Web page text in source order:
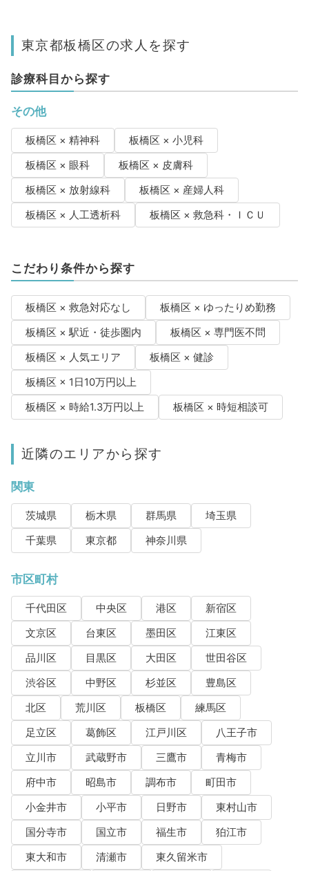
東京都板橋区の求人を探す
診療科目から探す
その他
板橋区 × 精神科
板橋区 × 小児科
板橋区 × 眼科
板橋区 × 皮膚科
板橋区 × 放射線科
板橋区 × 産婦人科
板橋区 × 人工透析科
板橋区 × 救急科・ＩＣＵ
こだわり条件から探す
板橋区 × 救急対応なし
板橋区 × ゆったりめ勤務
板橋区 × 駅近・徒歩圏内
板橋区 × 専門医不問
板橋区 × 人気エリア
板橋区 × 健診
板橋区 × 1日10万円以上
板橋区 × 時給1.3万円以上
板橋区 × 時短相談可
近隣のエリアから探す
関東
茨城県 栃木県 群馬県
埼玉県
千葉県
東京都 神奈川県
市区町村
千代田区 中央区 港区
新宿区
文京区
台東区 墨田区
江東区
品川区
目黒区 大田区
世田谷区
渋谷区
中野区 杉並区
豊島区
北区
荒川区 板橋区
練馬区
足立区
葛飾区 江戸川区
八王子市
立川市
武蔵野市 三鷹市
青梅市
府中市
昭島市 調布市
町田市
小金井市
小平市 日野市
東村山市
国分寺市
国立市 福生市
狛江市
東大和市
清瀬市
東久留米市